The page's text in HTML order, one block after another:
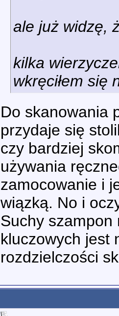
ale już widzę,
kilka
wkręciłem się
Do skanowania
przydaje się
czy bardziej
używania
zamocowanie i
wiązką. No i
Suchy szampon
kluczowych jest
rozdzielczości